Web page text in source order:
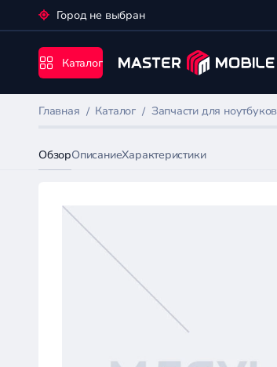
Город не выбран
Каталог
Главная Каталог Запчасти для ноутбуков
ОбзорОписаниеХарактеристики